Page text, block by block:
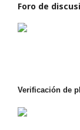
Foro de
Verificación de